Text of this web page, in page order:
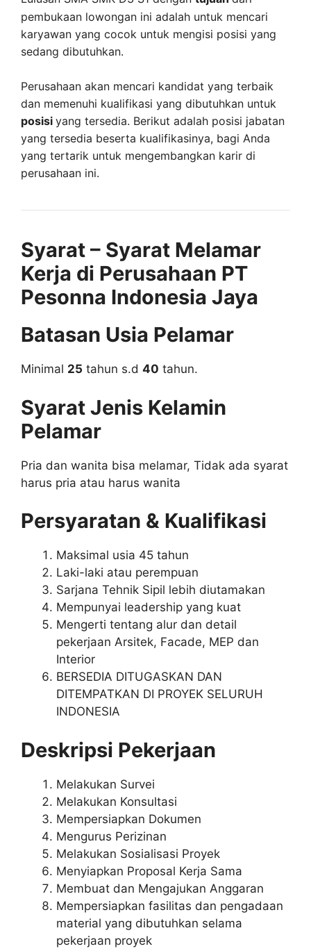
pembukaan lowongan ini adalah untuk mencari
karyawan yang cocok untuk mengisi posisi yang
sedang dibutuhkan.
Perusahaan akan mencari kandidat yang terbaik
dan memenuhi kualifikasi yang dibutuhkan untuk
posisi yang tersedia. Berikut adalah posisi jabatan
yang tersedia beserta kualifikasinya, bagi Anda
yang tertarik untuk mengembangkan karir di
perusahaan ini.
Syarat – Syarat Melamar
Kerja di Perusahaan PT
Pesonna Indonesia Jaya
Batasan Usia Pelamar
Minimal 25 tahun s.d 40 tahun.
Syarat Jenis Kelamin
Pelamar
Pria dan wanita bisa melamar, Tidak ada syarat
harus pria atau harus wanita
Persyaratan & Kualifikasi
Maksimal usia 45 tahun
Laki-laki atau perempuan
Sarjana Tehnik Sipil lebih diutamakan
Mempunyai leadership yang kuat
Mengerti tentang alur dan detail
pekerjaan Arsitek, Facade, MEP dan
Interior
BERSEDIA DITUGASKAN DAN
DITEMPATKAN DI PROYEK SELURUH
INDONESIA
Deskripsi Pekerjaan
Melakukan Survei
Melakukan Konsultasi
Mempersiapkan Dokumen
Mengurus Perizinan
Melakukan Sosialisasi Proyek
Menyiapkan Proposal Kerja Sama
Membuat dan Mengajukan Anggaran
Mempersiapkan fasilitas dan pengadaan
material yang dibutuhkan selama
pekerjaan proyek